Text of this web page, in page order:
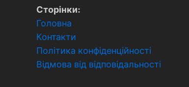
Сторінки:
Головна
Контакти
Політика конфіденційності
Відмова від відповідальності